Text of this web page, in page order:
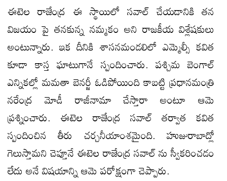
ఈటెల రాజేంద్ర ఈ స్థాయిలో సవాల్ చేయడానికి తన
విజయం పై తనకున్న నమ్మకం అని రాజకీయ విశ్లేషకులు
అంటున్నారు. ఇక దీనికి శాసనమండలిలో ఎమ్మెల్సీ కవిత
కూడా కాస్త ఘాటుగానే స్పందించారు. పశ్చిమ బెంగాల్
ఎన్నికల్లో మమతా బెనర్జీ ఓడిపోయింది కాబట్టి ప్రధానమంత్రి
నరేంద్ర మోడీ రాజీనామా చేస్తారా అంటూ ఆమె
ప్రశ్నించారు. ఈటెల రాజేంద్ర సవాల్ తర్వాత కవిత
స్పందించిన తీరు చర్చనీయాంశమైంది. హుజురాబాద్లో
గెలుస్తామని చెప్తూనే ఈటెల రాజేంద్ర సవాల్ ను స్వీకరించడం
లేదు అనే విషయాన్ని ఆమె పరోక్షంగా చెప్పారు.